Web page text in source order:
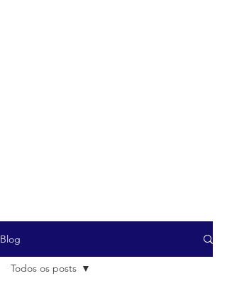
Blog
Todos os posts